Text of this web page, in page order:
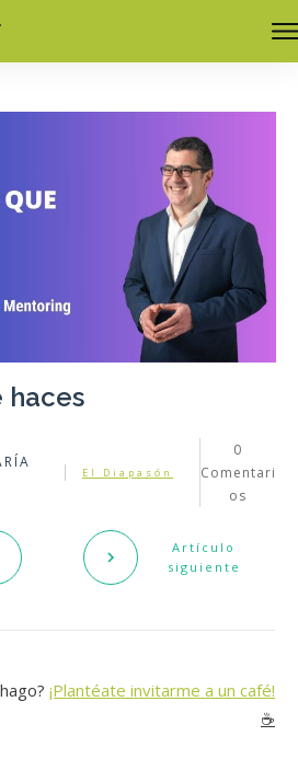
haces
El Diapasón
0
Comentari
os
Artículo
siguiente
¡Plantéate invitarme a un café!
☕️